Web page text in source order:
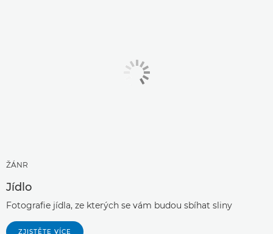
ŽÁNR
Jídlo
Fotografie jídla, ze kterých se vám budou sbíhat sliny
ZJISTĚTE VÍCE